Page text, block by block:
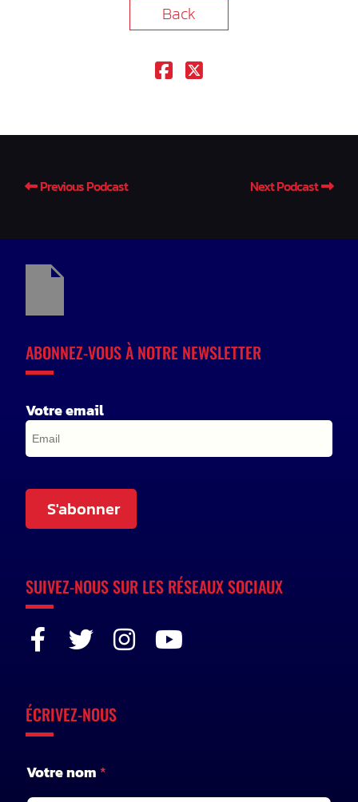
Back
Previous Podcast Next Podcast
ABONNEZ-VOUS À NOTRE NEWSLETTER
Votre email
S'abonner
SUIVEZ-NOUS SUR LES RÉSEAUX SOCIAUX
ÉCRIVEZ-NOUS
o
t
Votre nom *